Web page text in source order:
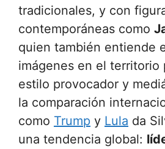
tradicionales, y con
contemporáneas como
quien también entiende
imágenes en el territorio
estilo provocador y
la comparación
como Trump y Lula da
una tendencia global: